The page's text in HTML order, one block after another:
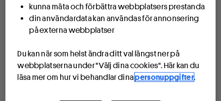
kunna mäta och förbättra webbplatsers prestanda
din användardata kan användas för annonsering
på externa webbplatser
Du kan när som helst ändra ditt val längst ner på
webbplatserna under "Välj dina cookies". Här kan du
läsa mer om hur vi behandlar dinapersonuppgifter.